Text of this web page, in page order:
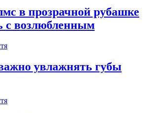
в прозрачной рубашке
с возлюбленным
увлажнять губы